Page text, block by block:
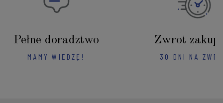
Pełne doradztwo
MAMY WIEDZĘ!
Zwrot
30 DNI NA